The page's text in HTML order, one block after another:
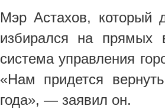
Мэр Астахов,
избирался на прямых
система управления
«Нам придется
года», — заявил он.